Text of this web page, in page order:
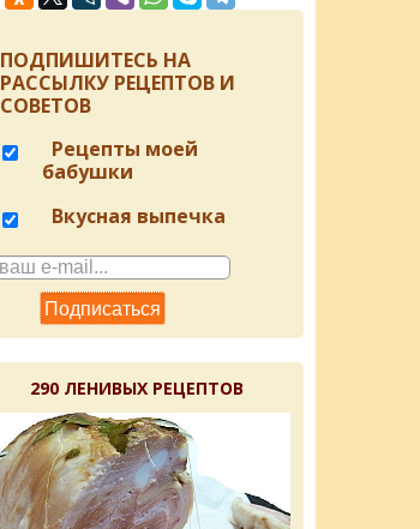
ПОДПИШИТЕСЬ НА
РАССЫЛКУ РЕЦЕПТОВ И
СОВЕТОВ
Рецепты моей
бабушки
Вкусная выпечка
290 ЛЕНИВЫХ РЕЦЕПТОВ